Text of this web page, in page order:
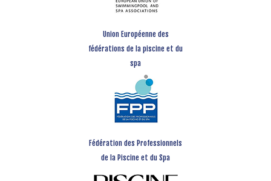
Union Européenne des
fédérations de la piscine et du
spa
Fédération des Professionnels
de la Piscine et du Spa